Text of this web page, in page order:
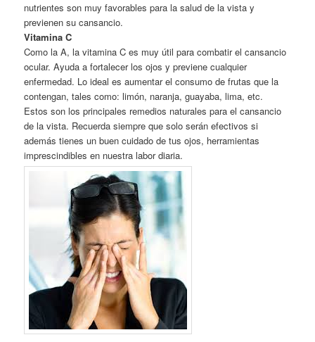
nutrientes son muy favorables para la salud de la vista y
previenen su cansancio.
Vitamina C
Como la A, la vitamina C es muy útil para combatir el cansancio
ocular. Ayuda a fortalecer los ojos y previene cualquier
enfermedad. Lo ideal es aumentar el consumo de frutas que la
contengan, tales como: limón, naranja, guayaba, lima, etc.
Estos son los principales remedios naturales para el cansancio
de la vista. Recuerda siempre que solo serán efectivos si
además tienes un buen cuidado de tus ojos, herramientas
imprescindibles en nuestra labor diaria.